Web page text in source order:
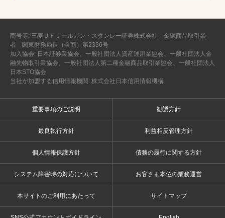
商号等: 三菱ＵＦＪモルガン・スタンレー証券株式会社 金融商品取引業
者 関東財務局長（金商）第2336号
加入協会: 日本証券業協会、一般社団法人資産運用業協会、一般社団法人金
融先物取引業協会、一般社団法人第二種金融商品取引業協会、一般社団法人
日本STO協会
当社が加盟する信用情報機関: 株式会社日本信用情報機構
重要事項のご説明 勧誘方針
最良執行方針 利益相反管理方針
個人情報保護方針 債務の履行に関する方針
システム障害時の対応について お客さま本位の業務運営
本サイトのご利用にあたって サイトマップ